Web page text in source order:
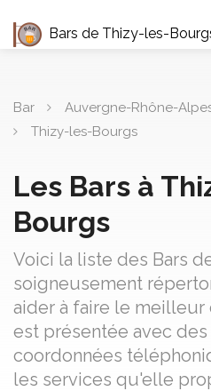
Bars de Thizy-les-
Bar Auvergne-Rhône-
Thizy-les-Bourgs
Les Bars à
Bourgs
Voici la liste des Bars
soigneusement
aider à faire le meilleur
est présentée avec
coordonnées
les services qu'elle